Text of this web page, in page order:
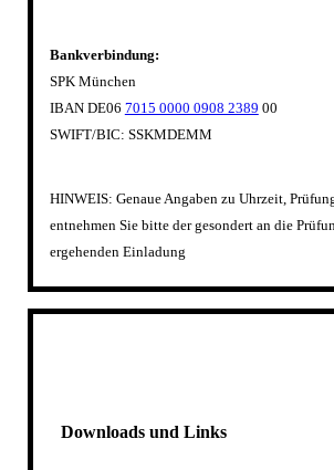
Bankverbindung:
SPK München
IBAN DE06 7015 0000 0908 2389 00
SWIFT/BIC: SSKMDEMM
HINWEIS: Genaue Angaben zu Uhrzeit,
entnehmen Sie bitte der gesondert an die
ergehenden Einladung
Downloads und Links